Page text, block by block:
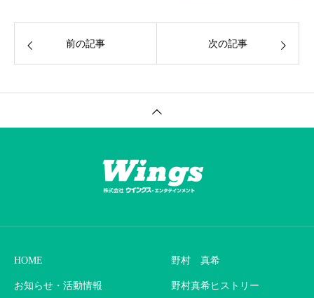
前の記事 次の記事
HOME
お知らせ・活動情報
野村 真希
野村真希ヒストリー